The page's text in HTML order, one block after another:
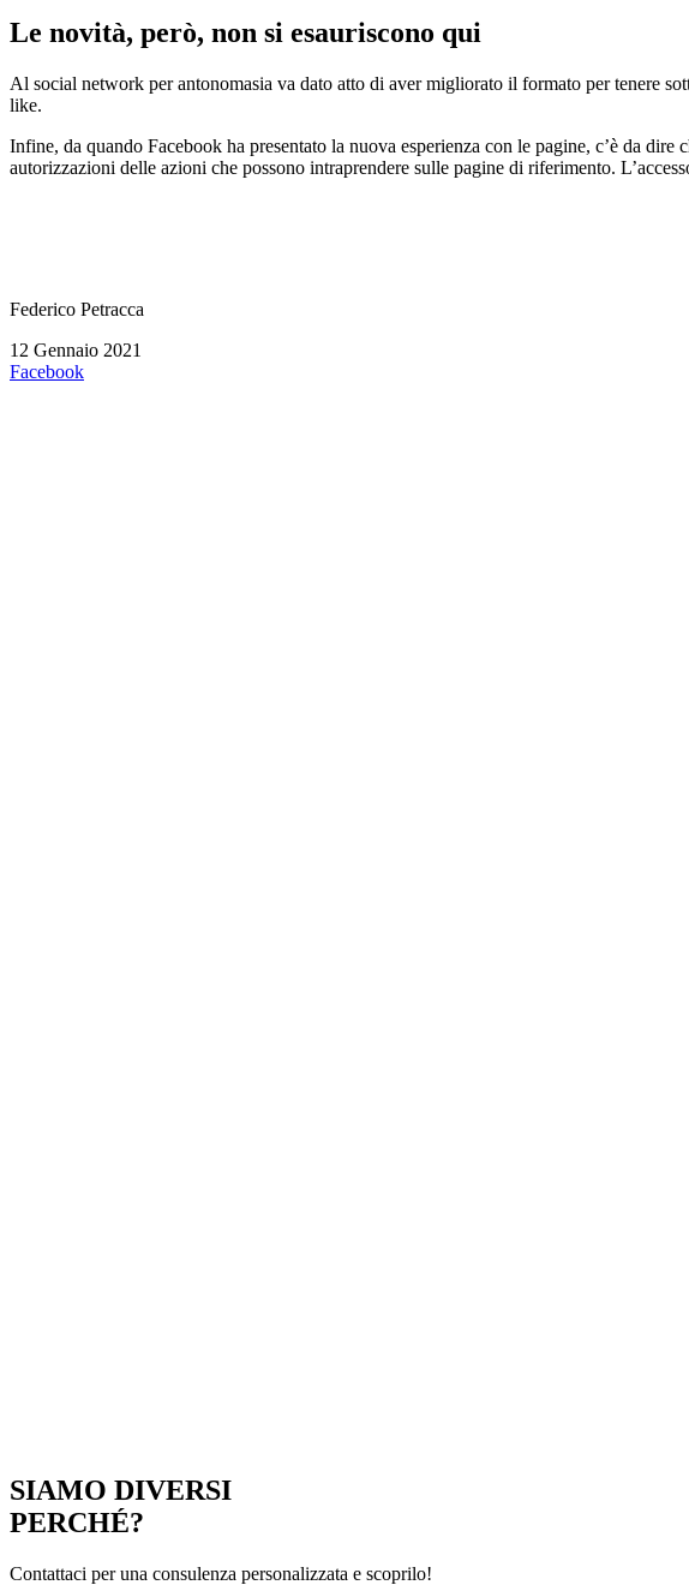
Le novità, però, non si esauriscono qui
Al social network per antonomasia va dato atto di aver migliorato il formato per tenere
like.
Infine, da quando Facebook ha presentato la nuova esperienza con le pagine, c’è da dire
autorizzazioni delle azioni che possono intraprendere sulle pagine di riferimento.
Federico Petracca
12 Gennaio 2021
Facebook
SIAMO DIVERSI
PERCHÉ?
Contattaci per una consulenza personalizzata e scoprilo!